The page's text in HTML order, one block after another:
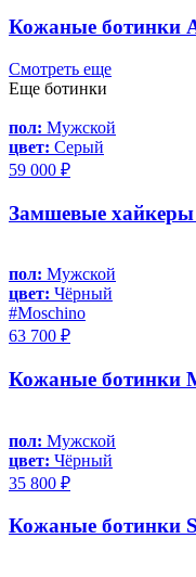
Кожаные ботинки
Смотреть еще
Еще ботинки
пол: Мужской
цвет: Серый
59 000 ₽
Замшевые хайкеры
пол: Мужской
цвет: Чёрный
#Moschino
63 700 ₽
Кожаные ботинки
пол: Мужской
цвет: Чёрный
35 800 ₽
Кожаные ботинки